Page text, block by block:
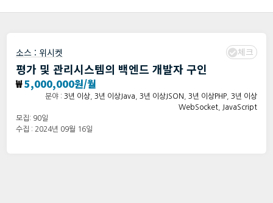
소스 : 위시켓 체크
평가 및 관리시스템의 백엔드 개발자 구인
₩5,000,000원/월
분야 : 3년 이상 3년 이상Java 3년 이상JSON 3년 이상PHP
3년 이상
WebSocket
JavaScript
모집: 90일
수집 : 2024년 09월 16일